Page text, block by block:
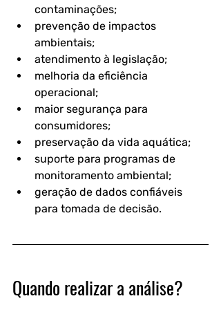
contaminações;
prevenção de impactos
ambientais;
atendimento à legislação;
melhoria da eficiência
operacional;
maior segurança para
consumidores;
preservação da vida aquática;
suporte para programas de
monitoramento ambiental;
geração de dados confiáveis
para tomada de decisão.
Quando realizar a análise?